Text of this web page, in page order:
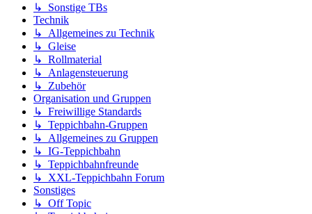
↳ Sonstige TBs
Technik
↳ Allgemeines zu Technik
↳ Gleise
↳ Rollmaterial
↳ Anlagensteuerung
↳ Zubehör
Organisation und Gruppen
↳ Freiwillige Standards
↳ Teppichbahn-Gruppen
↳ Allgemeines zu Gruppen
↳ IG-Teppichbahn
↳ Teppichbahnfreunde
↳ XXL-Teppichbahn Forum
Sonstiges
↳ Off Topic